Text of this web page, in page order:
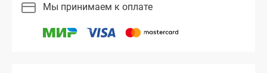
Мы принимаем к оплате